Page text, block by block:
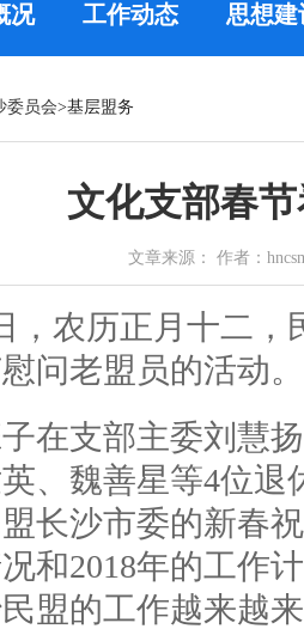
况 工作动态 思想建
委员会>基层盟务
文化支部春
文章来源： 作者：
农历正月十二，
问老盟员的活动。
支部主委刘慧扬
、魏善星等4位
长沙市委的新春
和2018年的工作
盟的工作越来越